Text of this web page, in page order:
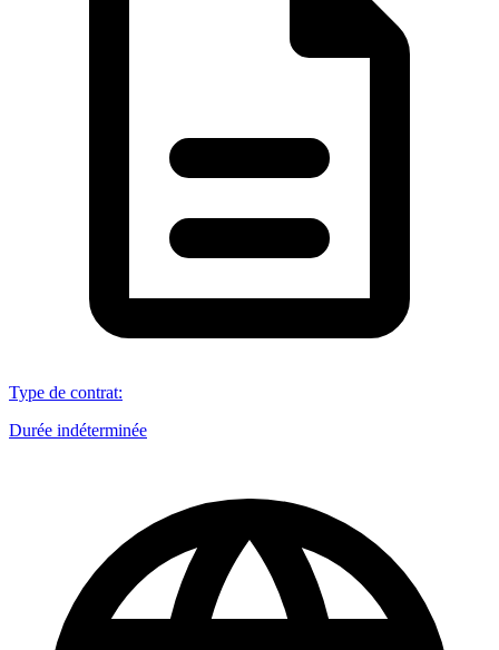
Type de contrat:
Durée indéterminée